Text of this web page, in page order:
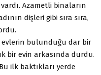
Azametli binaların
dişleri gibi sıra sıra,
evlerin bulunduğu dar bir
bir evin arkasında durdu.
Bu ilk baktıkları yerde